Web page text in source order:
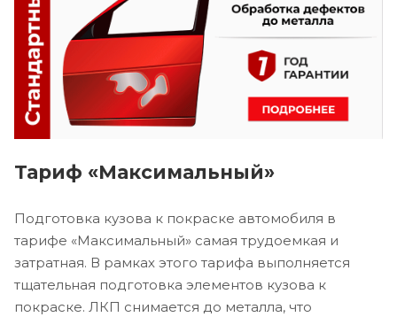
Тариф «Максимальный»
Подготовка кузова к покраске автомобиля в
тарифе «Максимальный» самая трудоемкая и
затратная. В рамках этого тарифа выполняется
тщательная подготовка элементов кузова к
покраске. ЛКП снимается до металла, что